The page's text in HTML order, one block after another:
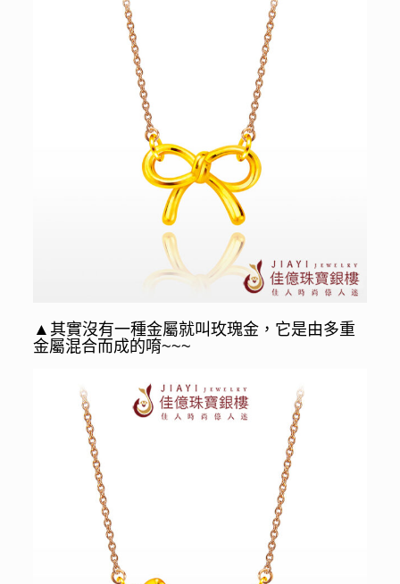
▲ 其實沒有一種金屬就叫玫瑰金，它是由多重
金屬混合而成的唷~~~